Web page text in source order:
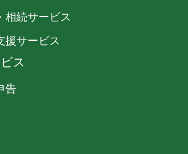
相続サービス
援サービス
ス
告